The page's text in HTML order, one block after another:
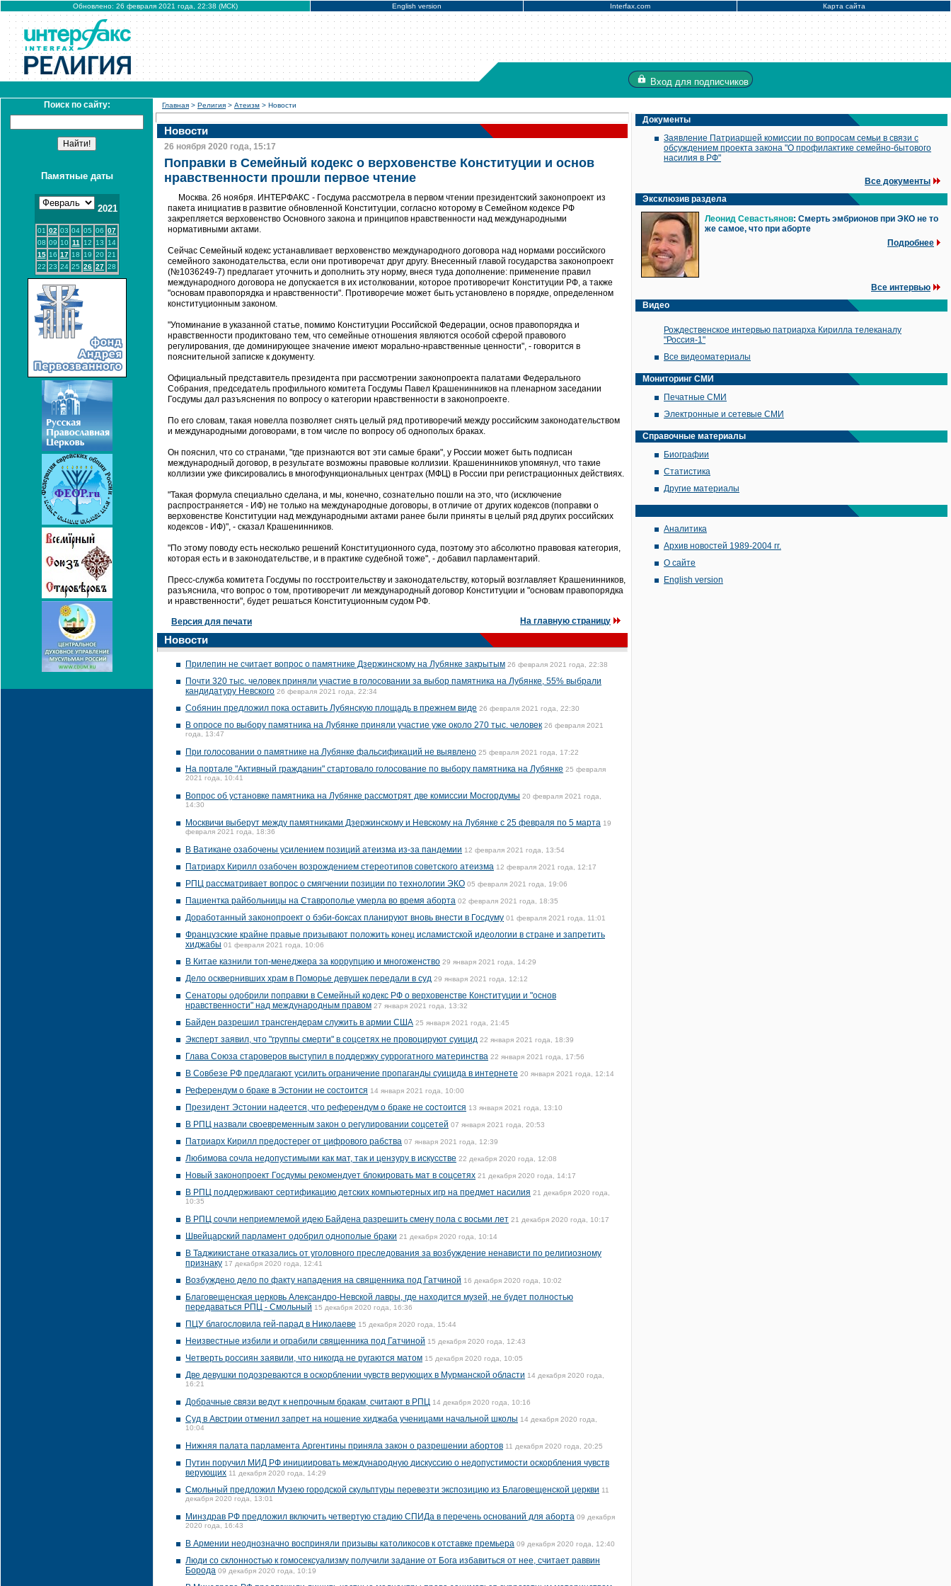
Обновлено: 26 февраля 2021 года, 22:38 (МСК) English version Interfax.com Карта сайта
Вход для подписчиков
Поиск по сайту:
Памятные даты
2021
01 02 03 04 05 06 07
08 09 10 11 12 13
14
15 16 17 18 19 20 21
22 23 24 25 26 27 28
Главная > Религия > Атеизм > Новости
Новости
26 ноября 2020 года, 15:17
Поправки в Семейный кодекс о верховенстве Конституции и основ
нравственности прошли первое чтение
Москва. 26 ноября. ИНТЕРФАКС - Госдума рассмотрела в первом чтении президентский законопроект из
пакета инициатив в развитие обновленной Конституции, согласно которому в Семейном кодексе РФ
закрепляется верховенство Основного закона и принципов нравственности над международными
нормативными актами.
Сейчас Семейный кодекс устанавливает верховенство международного договора над нормами российского
семейного законодательства, если они противоречат друг другу. Внесенный главой государства законопроект
(№1036249-7) предлагает уточнить и дополнить эту норму, внеся туда дополнение: применение правил
международного договора не допускается в их истолковании, которое противоречит Конституции РФ, а также
"основам правопорядка и нравственности". Противоречие может быть установлено в порядке, определенном
конституционным законом.
"Упоминание в указанной статье, помимо Конституции Российской Федерации, основ правопорядка и
нравственности продиктовано тем, что семейные отношения являются особой сферой правового
регулирования, где доминирующее значение имеют морально-нравственные ценности", - говорится в
пояснительной записке к документу.
Официальный представитель президента при рассмотрении законопроекта палатами Федерального
Собрания, председатель профильного комитета Госдумы Павел Крашенинников на пленарном заседании
Госдумы дал разъяснения по вопросу о категории нравственности в законопроекте.
По его словам, такая новелла позволяет снять целый ряд противоречий между российским законодательством
и международными договорами, в том числе по вопросу об однополых браках.
Он пояснил, что со странами, "где признаются вот эти самые браки", у России может быть подписан
международный договор, в результате возможны правовые коллизии. Крашенинников упомянул, что такие
коллизии уже фиксировались в многофункциональных центрах (МФЦ) в России при регистрационных действиях.
"Такая формула специально сделана, и мы, конечно, сознательно пошли на это, что (исключение
распространяется - ИФ) не только на международные договоры, в отличие от других кодексов (поправки о
верховенстве Конституции над международными актами ранее были приняты в целый ряд других российских
кодексов - ИФ)", - сказал Крашенинников.
"По этому поводу есть несколько решений Конституционного суда, поэтому это абсолютно правовая категория,
которая есть и в законодательстве, и в практике судебной тоже", - добавил парламентарий.
Пресс-служба комитета Госдумы по госстроительству и законодательству, который возглавляет Крашенинников,
разъяснила, что вопрос о том, противоречит ли международный договор Конституции и "основам правопорядка
и нравственности", будет решаться Конституционным судом РФ.
Версия для печати На главную страницу
Новости
Прилепин не считает вопрос о памятнике Дзержинскому на Лубянке закрытым 26 февраля 2021 года, 22:38
Почти 320 тыс. человек приняли участие в голосовании за выбор памятника на Лубянке, 55% выбрали
кандидатуру Невского 26 февраля 2021 года, 22:34
Собянин предложил пока оставить Лубянскую площадь в прежнем виде 26 февраля 2021 года, 22:30
В опросе по выбору памятника на Лубянке приняли участие уже около 270 тыс. человек 26 февраля 2021
года, 13:47
При голосовании о памятнике на Лубянке фальсификаций не выявлено 25 февраля 2021 года, 17:22
На портале "Активный гражданин" стартовало голосование по выбору памятника на Лубянке 25 февраля
2021 года, 10:41
Вопрос об установке памятника на Лубянке рассмотрят две комиссии Мосгордумы 20 февраля 2021 года,
14:30
Москвичи выберут между памятниками Дзержинскому и Невскому на Лубянке с 25 февраля по 5 марта 19
февраля 2021 года, 18:36
В Ватикане озабочены усилением позиций атеизма из-за пандемии 12 февраля 2021 года, 13:54
Патриарх Кирилл озабочен возрождением стереотипов советского атеизма 12 февраля 2021 года, 12:17
РПЦ рассматривает вопрос о смягчении позиции по технологии ЭКО 05 февраля 2021 года, 19:06
Пациентка райбольницы на Ставрополье умерла во время аборта 02 февраля 2021 года, 18:35
Доработанный законопроект о бэби-боксах планируют вновь внести в Госдуму 01 февраля 2021 года, 11:01
Французские крайне правые призывают положить конец исламистской идеологии в стране и запретить
хиджабы 01 февраля 2021 года, 10:06
В Китае казнили топ-менеджера за коррупцию и многоженство 29 января 2021 года, 14:29
Дело осквернивших храм в Поморье девушек передали в суд 29 января 2021 года, 12:12
Сенаторы одобрили поправки в Семейный кодекс РФ о верховенстве Конституции и "основ
нравственности" над международным правом 27 января 2021 года, 13:32
Байден разрешил трансгендерам служить в армии США 25 января 2021 года, 21:45
Эксперт заявил, что "группы смерти" в соцсетях не провоцируют суицид 22 января 2021 года, 18:39
Глава Союза староверов выступил в поддержку суррогатного материнства 22 января 2021 года, 17:56
В Совбезе РФ предлагают усилить ограничение пропаганды суицида в интернете 20 января 2021 года, 12:14
Референдум о браке в Эстонии не состоится 14 января 2021 года, 10:00
Президент Эстонии надеется, что референдум о браке не состоится 13 января 2021 года, 13:10
В РПЦ назвали своевременным закон о регулировании соцсетей 07 января 2021 года, 20:53
Патриарх Кирилл предостерег от цифрового рабства 07 января 2021 года, 12:39
Любимова сочла недопустимыми как мат, так и цензуру в искусстве 22 декабря 2020 года, 12:08
Новый законопроект Госдумы рекомендует блокировать мат в соцсетях 21 декабря 2020 года, 14:17
В РПЦ поддерживают сертификацию детских компьютерных игр на предмет насилия 21 декабря 2020 года,
10:35
В РПЦ сочли неприемлемой идею Байдена разрешить смену пола с восьми лет 21 декабря 2020 года, 10:17
Швейцарский парламент одобрил однополые браки 21 декабря 2020 года, 10:14
В Таджикистане отказались от уголовного преследования за возбуждение ненависти по религиозному
признаку 17 декабря 2020 года, 12:41
Возбуждено дело по факту нападения на священника под Гатчиной 16 декабря 2020 года, 10:02
Благовещенская церковь Александро-Невской лавры, где находится музей, не будет полностью
передаваться РПЦ - Смольный 15 декабря 2020 года, 16:36
ПЦУ благословила гей-парад в Николаеве 15 декабря 2020 года, 15:44
Неизвестные избили и ограбили священника под Гатчиной 15 декабря 2020 года, 12:43
Четверть россиян заявили, что никогда не ругаются матом 15 декабря 2020 года, 10:05
Две девушки подозреваются в оскорблении чувств верующих в Мурманской области 14 декабря 2020 года,
16:21
Добрачные связи ведут к непрочным бракам, считают в РПЦ 14 декабря 2020 года, 10:16
Суд в Австрии отменил запрет на ношение хиджаба ученицами начальной школы 14 декабря 2020 года,
10:04
Нижняя палата парламента Аргентины приняла закон о разрешении абортов 11 декабря 2020 года, 20:25
Путин поручил МИД РФ инициировать международную дискуссию о недопустимости оскорбления чувств
верующих 11 декабря 2020 года, 14:29
Смольный предложил Музею городской скульптуры перевезти экспозицию из Благовещенской церкви 11
декабря 2020 года, 13:01
Минздрав РФ предложил включить четвертую стадию СПИДа в перечень оснований для аборта 09 декабря
2020 года, 16:43
В Армении неоднозначно восприняли призывы католикосов к отставке премьера 09 декабря 2020 года, 12:40
Люди со склонностью к гомосексуализму получили задание от Бога избавиться от нее, считает раввин
Борода 09 декабря 2020 года, 10:19
Документы
Заявление Патриаршей комиссии по вопросам семьи в связи с
обсуждением проекта закона "О профилактике семейно-бытового
насилия в РФ"
Все документы
Эксклюзив раздела
Леонид Севастьянов: Смерть эмбрионов при ЭКО не то
же самое, что при аборте
Подробнее
Все интервью
Видео
Рождественское интервью патриарха Кирилла телеканалу
"Россия-1"
Все видеоматериалы
Мониторинг СМИ
Печатные СМИ
Электронные и сетевые СМИ
Справочные материалы
Биографии
Статистика
Другие материалы
Аналитика
Архив новостей 1989-2004 гг.
О сайте
English version